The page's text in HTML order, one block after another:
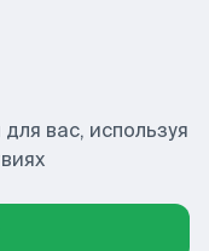
вас, используя